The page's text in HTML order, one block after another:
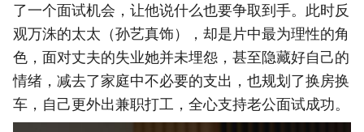
了一个面试机会，让他说什么也要争取到手。此时反
观万洙的太太（孙艺真饰），却是片中最为理性的角
色，面对丈夫的失业她并未埋怨，甚至隐藏好自己的
情绪，减去了家庭中不必要的支出，也规划了换房换
车，自己更外出兼职打工，全心支持老公面试成功。